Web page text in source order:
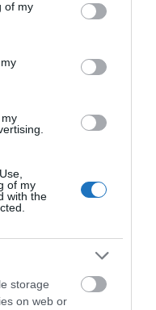
You may click to
its third-party tags to
in below Google
of my
of my
with the
storage
on web or